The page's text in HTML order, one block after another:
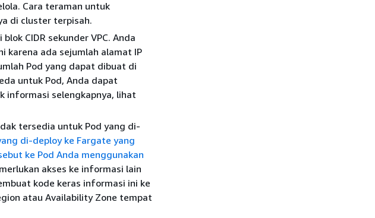
Cara teraman untuk
di cluster terpisah.
CIDR sekunder VPC. Anda
karena ada sejumlah alamat IP
Pod yang dapat dibuat di
untuk Pod, Anda dapat
informasi selengkapnya, lihat
tersedia untuk Pod yang di-
di-deploy ke Fargate yang
ke Pod Anda menggunakan
akses ke informasi lain
kode keras informasi ini ke
atau Availability Zone tempat